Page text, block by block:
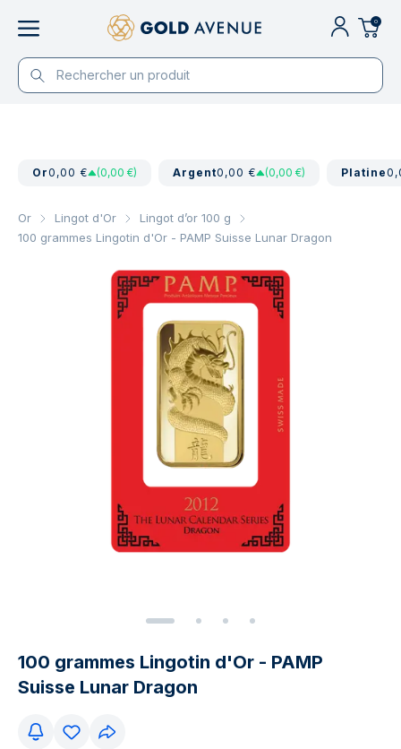
0
Or0,00 € (0,00 €) Argent0,00 € (0,00 €) Platine
Or Lingot d'Or
Lingot d’or 100 g
100 grammes Lingotin d'Or - PAMP Suisse Lunar Dragon
100 grammes Lingotin d'Or - PAMP
Suisse Lunar Dragon